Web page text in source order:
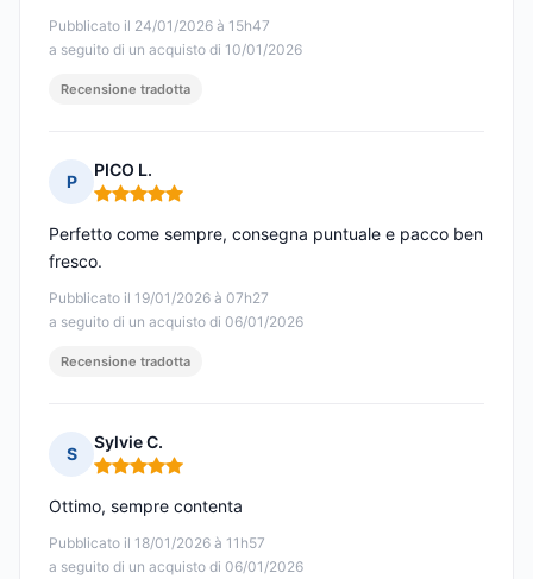
Pubblicato il 24/01/2026 à 15h47
a seguito di un acquisto di 10/01/2026
Recensione tradotta
P
PICO L.
Nota: 5 su 5
Pubblicato il 19/01/2026 à 07h27
a seguito di un acquisto di 06/01/2026
Perfetto come sempre, consegna puntuale e pacco ben
fresco.
Recensione tradotta
S
Sylvie C.
Nota: 5 su 5
Pubblicato il 18/01/2026 à 11h57
a seguito di un acquisto di 06/01/2026
Ottimo, sempre contenta